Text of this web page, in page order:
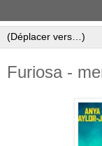
Furiosa -